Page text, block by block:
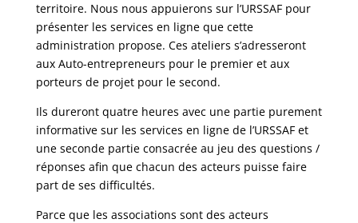
territoire. Nous nous appuierons sur l’URSSAF pour
présenter les services en ligne que cette
administration propose. Ces ateliers s’adresseront
aux Auto-entrepreneurs pour le premier et aux
porteurs de projet pour le second.
Ils dureront quatre heures avec une partie purement
informative sur les services en ligne de l’URSSAF et
une seconde partie consacrée au jeu des questions /
réponses afin que chacun des acteurs puisse faire
part de ses difficultés.
Parce que les associations sont des acteurs